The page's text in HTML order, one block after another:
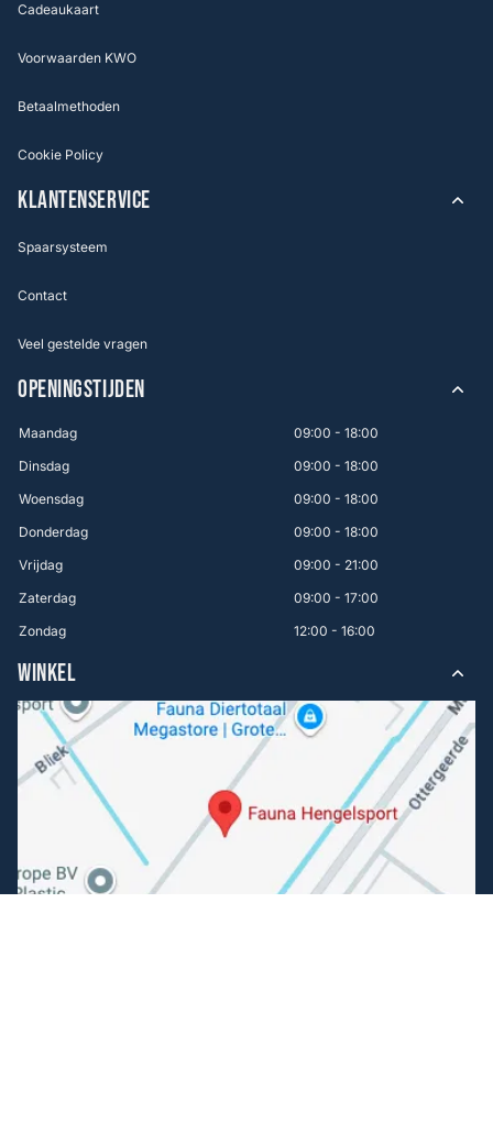
Cadeaukaart
Voorwaarden KWO
Betaalmethoden
Cookie Policy
KLANTENSERVICE
Spaarsysteem
Contact
Veel gestelde vragen
OPENINGSTIJDEN
Maandag
09:00 - 18:00
Dinsdag
09:00 - 18:00
Woensdag
09:00 - 18:00
Donderdag
09:00 - 18:00
Vrijdag
09:00 - 21:00
Zaterdag
09:00 - 17:00
Zondag
12:00 - 16:00
WINKEL